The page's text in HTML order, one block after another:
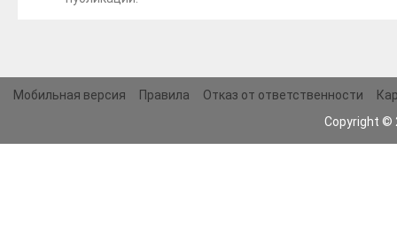
Мобильная версия Правила Отказ от ответственности
Copyright ©